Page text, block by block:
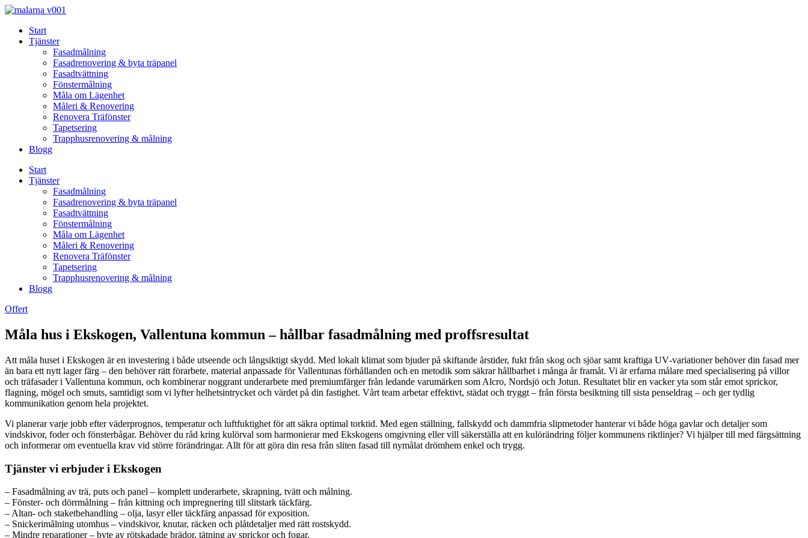
Skip
contentStart
Tjänster
Fasadmålning
Fasadrenovering & byta träpanel
Fasadtvättning
Fönstermålning
Måla om Lägenhet
Måleri & Renovering
Renovera Träfönster
Tapetsering
Trapphusrenovering & målning
Blogg
Start
Tjänster
Fasadmålning
Fasadrenovering & byta träpanel
Fasadtvättning
Fönstermålning
Måla om Lägenhet
Måleri & Renovering
Renovera Träfönster
Tapetsering
Trapphusrenovering & målning
Blogg
Offert
Måla hus i Ekskogen, Vallentuna kommun – hållbar fasadmålning med proffsresultat
Att måla huset i Ekskogen är en investering i både utseende och långsiktigt skydd. Med lokalt klimat som bjuder på skiftande årstider, fukt från skog och sjöar samt kraftiga UV‑variationer behöver din fasad mer
än bara ett nytt lager färg – den behöver rätt förarbete, material anpassade för Vallentunas förhållanden och en metodik som säkrar hållbarhet i många år framåt. Vi är erfarna målare med specialisering på villor
och träfasader i Vallentuna kommun, och kombinerar noggrant underarbete med premiumfärger från ledande varumärken som Alcro, Nordsjö och Jotun. Resultatet blir en vacker yta som står emot sprickor,
flagning, mögel och smuts, samtidigt som vi lyfter helhetsintrycket och värdet på din fastighet. Vårt team arbetar effektivt, städat och tryggt – från första besiktning till sista penseldrag – och ger tydlig
kommunikation genom hela projektet.
Vi planerar varje jobb efter väderprognos, temperatur och luftfuktighet för att säkra optimal torktid. Med egen ställning, fallskydd och dammfria slipmetoder hanterar vi både höga gavlar och detaljer som
vindskivor, foder och fönsterbågar. Behöver du råd kring kulörval som harmonierar med Ekskogens omgivning eller vill säkerställa att en kulörändring följer kommunens riktlinjer? Vi hjälper till med färgsättning
och informerar om eventuella krav vid större förändringar. Allt för att göra din resa från sliten fasad till nymålat drömhem enkel och trygg.
Tjänster vi erbjuder i Ekskogen
– Fasadmålning av trä, puts och panel – komplett underarbete, skrapning, tvätt och målning.
– Fönster- och dörrmålning – från kittning och impregnering till slitstark täckfärg.
– Altan- och staketbehandling – olja, lasyr eller täckfärg anpassad för exposition.
– Snickerimålning utomhus – vindskivor, knutar, räcken och plåtdetaljer med rätt rostskydd.
– Mindre reparationer – byte av rötskadade brädor, tätning av sprickor och fogar.